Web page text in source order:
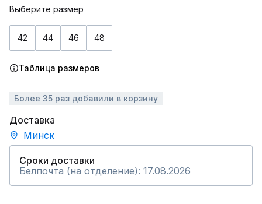
Выберите размер
42 44 46 48
Таблица размеров
Более 35 раз добавили в корзину
Доставка
Минск
Сроки доставки
Белпочта (на отделение): 17.08.2026